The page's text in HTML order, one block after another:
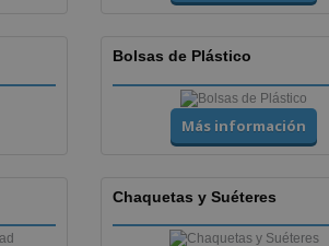
Bolsas de Plástico
Más información
Chaquetas y Suéteres